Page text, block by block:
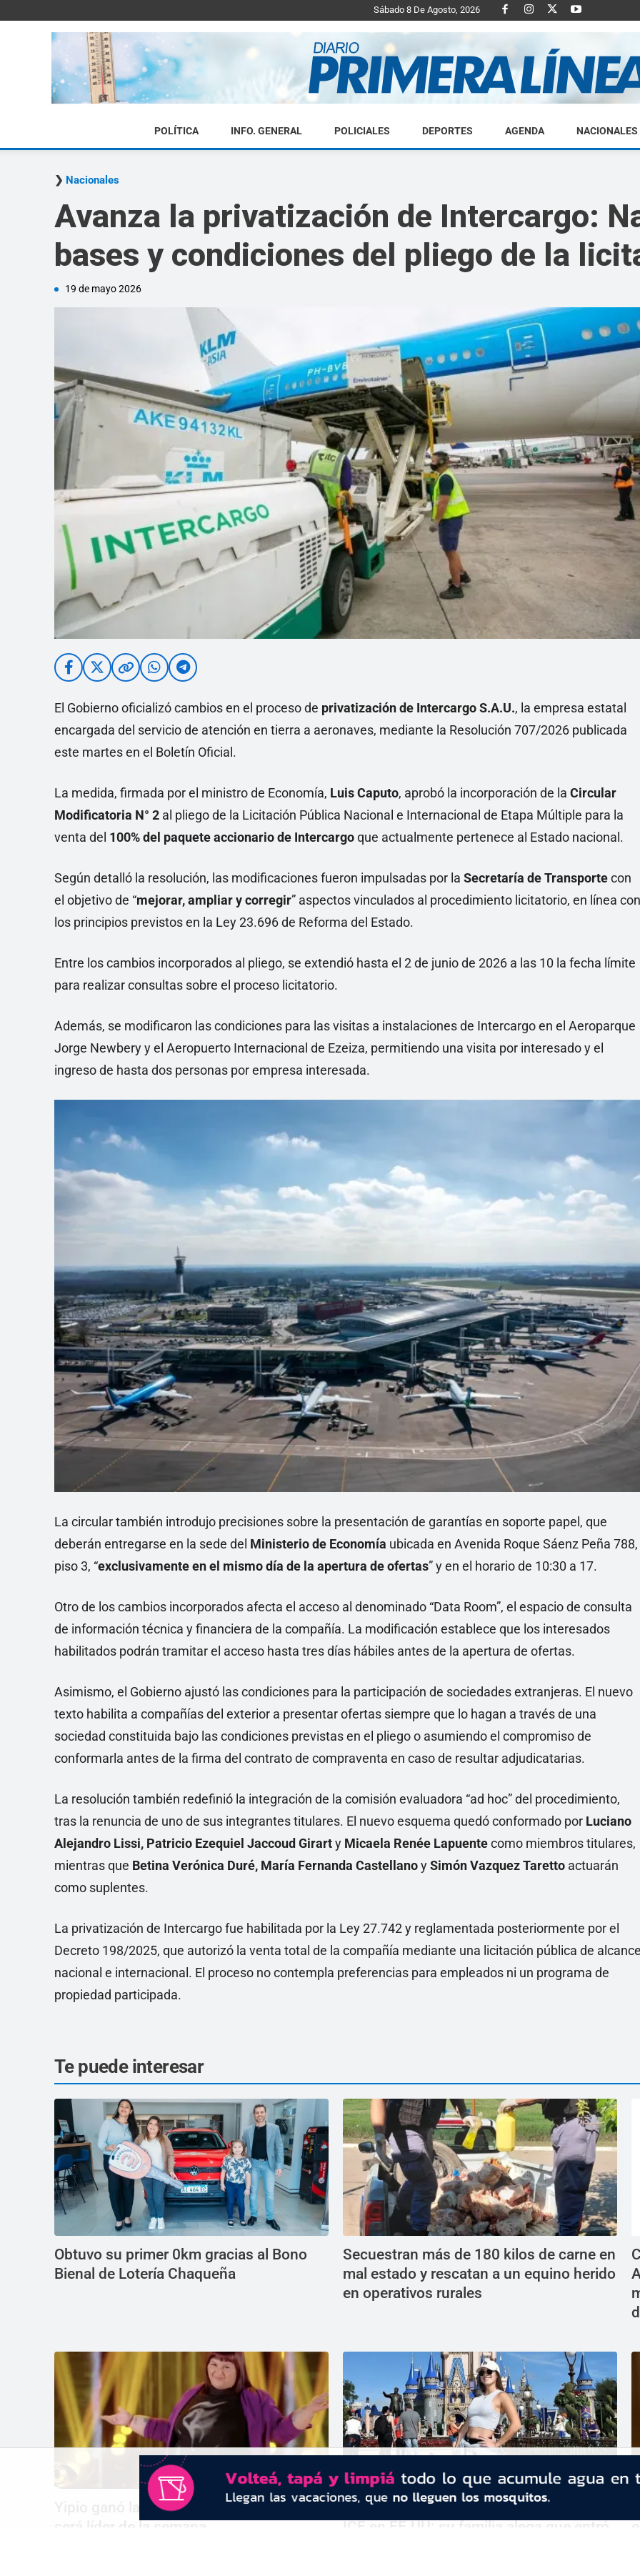
Sábado 8 De Agosto, 2026
Diario
Primera
Linea
POLÍTICA INFO. GENERAL POLICIALES DEPORTES AGENDA NACIONALES
Nacionales
Avanza la privatización de Intercargo:
bases y condiciones del pliego de la
19 de mayo 2026
El Gobierno oficializó cambios en el proceso de privatización de Intercargo S.A.U., la empresa estatal
encargada del servicio de atención en tierra a aeronaves, mediante la Resolución 707/2026 publicada
este martes en el Boletín Oficial.
La medida, firmada por el ministro de Economía, Luis Caputo, aprobó la incorporación de la Circular
Modificatoria N° 2 al pliego de la Licitación Pública Nacional e Internacional de Etapa Múltiple para la
venta del 100% del paquete accionario de Intercargoque actualmente pertenece al Estado nacional.
Según detalló la resolución, las modificaciones fueron impulsadas por la Secretaría de Transportecon
el objetivo de “mejorar, ampliar y corregir” aspectos vinculados al procedimiento licitatorio, en línea con
los principios previstos en la Ley 23.696 de Reforma del Estado.
Entre los cambios incorporados al pliego, se extendió hasta el 2 de junio de 2026 a las 10 la fecha límite
para realizar consultas sobre el proceso licitatorio.
Además, se modificaron las condiciones para las visitas a instalaciones de Intercargo en el Aeroparque
Jorge Newbery y el Aeropuerto Internacional de Ezeiza, permitiendo una visita por interesado y el
ingreso de hasta dos personas por empresa interesada.
La circular también introdujo precisiones sobre la presentación de garantías en soporte papel, que
deberán entregarse en la sede del Ministerio de Economía ubicada en Avenida Roque Sáenz Peña 788,
piso 3, “exclusivamente en el mismo día de la apertura de ofertas” y en el horario de 10:30 a 17.
Otro de los cambios incorporados afecta el acceso al denominado “Data Room”, el espacio de consulta
de información técnica y financiera de la compañía. La modificación establece que los interesados
habilitados podrán tramitar el acceso hasta tres días hábiles antes de la apertura de ofertas.
Asimismo, el Gobierno ajustó las condiciones para la participación de sociedades extranjeras. El nuevo
texto habilita a compañías del exterior a presentar ofertas siempre que lo hagan a través de una
sociedad constituida bajo las condiciones previstas en el pliego o asumiendo el compromiso de
conformarla antes de la firma del contrato de compraventa en caso de resultar adjudicatarias.
La resolución también redefinió la integración de la comisión evaluadora “ad hoc” del procedimiento,
tras la renuncia de uno de sus integrantes titulares. El nuevo esquema quedó conformado por Luciano
Alejandro Lissi, Patricio Ezequiel Jaccoud Girarty Micaela Renée Lapuentecomo miembros titulares,
mientras que Betina Verónica Duré, María Fernanda CastellanoySimón Vazquez Taretto actuarán
como suplentes.
La privatización de Intercargo fue habilitada por la Ley 27.742 y reglamentada posteriormente por el
Decreto 198/2025, que autorizó la venta total de la compañía mediante una licitación pública de
nacional e internacional. El proceso no contempla preferencias para empleados ni un programa de
propiedad participada.
Te puede interesar
Obtuvo su primer 0km gracias al Bono
Bienal de Lotería Chaqueña
Secuestran más de 180 kilos de carne en
mal estado y rescatan a un equino herido
en operativos rurales
Yipio ganó la casa en Gran Hermano y
Una niñera argentina fue detenida por el